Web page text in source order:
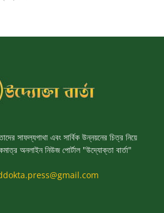
সাফল্যগাথা এবং সার্বিক উন্নয়নের চিত্র নিয়ে
অনলাইন নিউজ পোর্টাল "উদ্যোক্তা বার্তা"